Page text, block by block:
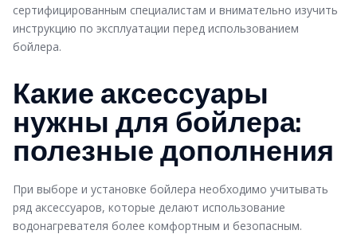
сертифицированным специалистам и внимательно изучить
инструкцию по эксплуатации перед использованием
бойлера.
Какие аксессуары
нужны для бойлера:
полезные дополнения
При выборе и установке бойлера необходимо учитывать
ряд аксессуаров, которые делают использование
водонагревателя более комфортным и безопасным.